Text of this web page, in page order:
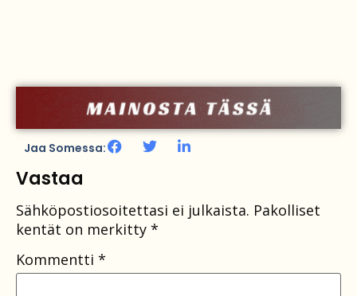
Jaa Somessa:
Vastaa
Sähköpostiosoitettasi ei julkaista. Pakolliset
kentät on merkitty *
Kommentti *